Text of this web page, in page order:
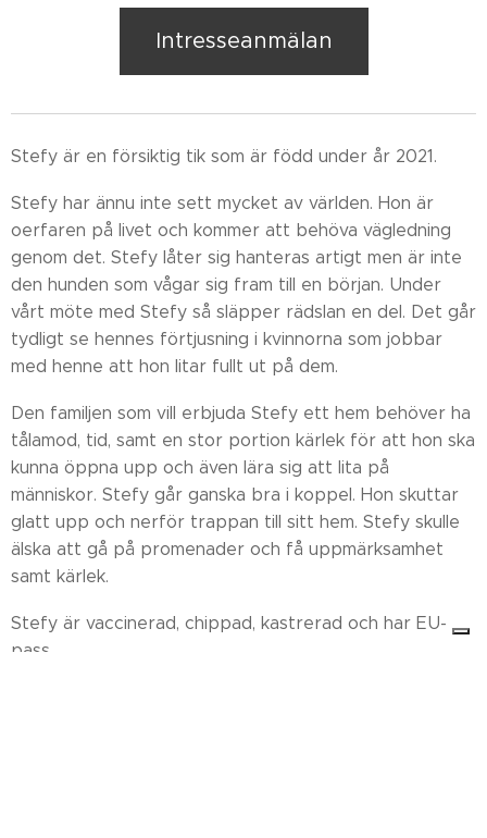
Intresseanmälan
Stefy är en försiktig tik som är född under år 2021.
Stefy har ännu inte sett mycket av världen. Hon är
oerfaren på livet och kommer att behöva vägledning
genom det. Stefy låter sig hanteras artigt men är inte
den hunden som vågar sig fram till en början. Under
vårt möte med Stefy så släpper rädslan en del. Det går
tydligt se hennes förtjusning i kvinnorna som jobbar
med henne att hon litar fullt ut på dem.
Den familjen som vill erbjuda Stefy ett hem behöver ha
tålamod, tid, samt en stor portion kärlek för att hon ska
kunna öppna upp och även lära sig att lita på
människor. Stefy går ganska bra i koppel. Hon skuttar
glatt upp och nerför trappan till sitt hem. Stefy skulle
älska att gå på promenader och få uppmärksamhet
samt kärlek.
Stefy är vaccinerad, chippad, kastrerad och har EU-
pass.